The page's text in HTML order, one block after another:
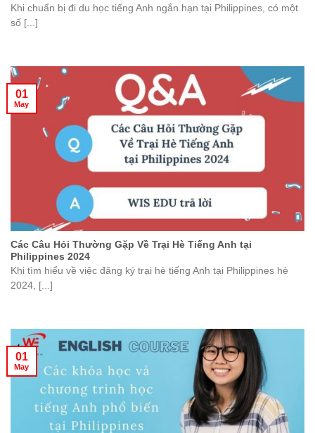
Khi chuẩn bị đi du học tiếng Anh ngắn hạn tại Philippines, có một
số [...]
Các Câu Hỏi Thường Gặp Về Trại Hè Tiếng Anh tại
Philippines 2024
Khi tìm hiểu về việc đăng ký trại hè tiếng Anh tại Philippines hè
2024, [...]
01
May
01
May